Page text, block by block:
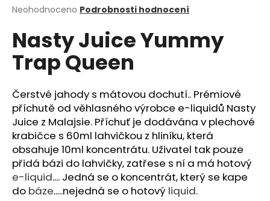
Průměrné
produktu
je
0,0
hvězdiček.
Neohodnoceno Podrobnosti hodnocení
Nasty Juice Yummy
Trap Queen
Čerstvé jahody s mátovou dochutí.. Prémiové
příchutě od věhlasného výrobce e-liquidů Nasty
Juice z Malajsie. Příchuť je dodávána v plechové
krabičce s 60ml lahvičkou z hliníku, která
obsahuje 10ml koncentrátu. Uživatel tak pouze
přidá bázi do lahvičky, zatřese s ní a má hotový
e-liquid.... Jedná se o koncentrát, který se kape
do báze.....nejedná se o hotový liquid.
a
j
í
t
HLEDAT
D